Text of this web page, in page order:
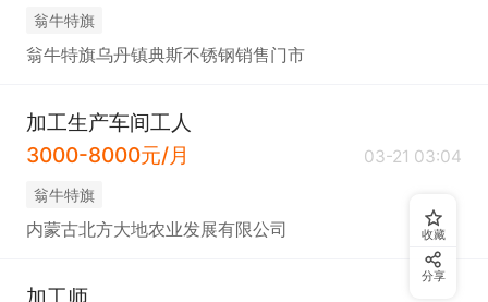
翁牛特旗
翁牛特旗乌丹镇典斯不锈钢销售门市
加工生产车间工人
3000-8000元/月
03-21 03:04
翁牛特旗
内蒙古北方大地农业发展有限公司
加工师
收藏
分享